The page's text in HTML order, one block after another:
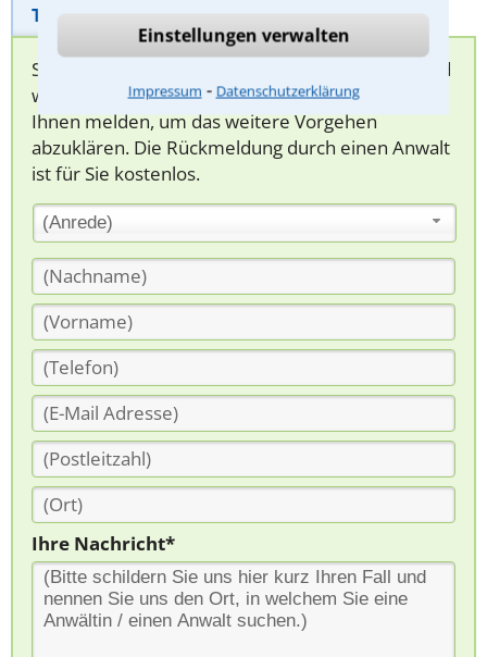
Einstellungen verwalten
Impressum ⁃ Datenschutzerklärung
Telefonhilfe Beratungsanfrage
Sie können hier Ihren Fall schildern. Anschließend
werden sich spezialisierte Rechtsanwälte bei
Ihnen melden, um das weitere Vorgehen
abzuklären. Die Rückmeldung durch einen Anwalt
ist für Sie kostenlos.
(Anrede)
Ihre Nachricht*